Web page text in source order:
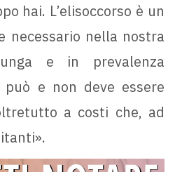
hai. L’elisoccorso è un
necessario nella nostra
e in prevalenza
e non deve essere
a costi che, ad